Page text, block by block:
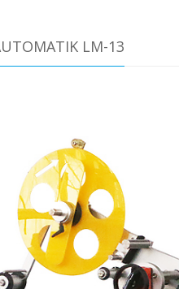
LM-13